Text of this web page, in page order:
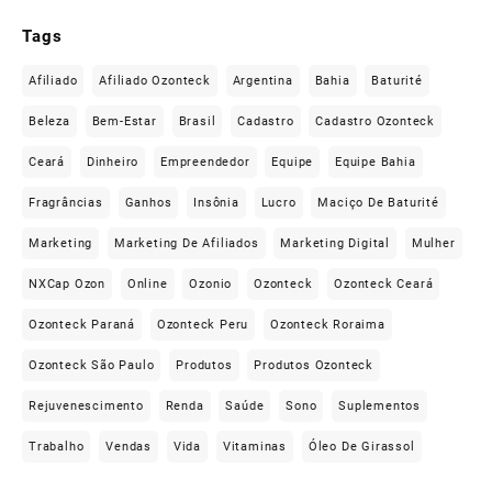
Tags
Afiliado Afiliado Ozonteck Argentina Bahia Baturité
Beleza Bem-Estar Brasil Cadastro Cadastro Ozonteck
Ceará Dinheiro Empreendedor Equipe Equipe Bahia
Fragrâncias Ganhos Insônia Lucro Maciço De Baturité
Marketing Marketing De Afiliados Marketing Digital Mulher
NXCap Ozon Online Ozonio Ozonteck Ozonteck Ceará
Ozonteck Paraná Ozonteck Peru Ozonteck Roraima
Ozonteck São Paulo Produtos Produtos Ozonteck
Rejuvenescimento Renda Saúde Sono Suplementos
Trabalho Vendas Vida Vitaminas Óleo De Girassol